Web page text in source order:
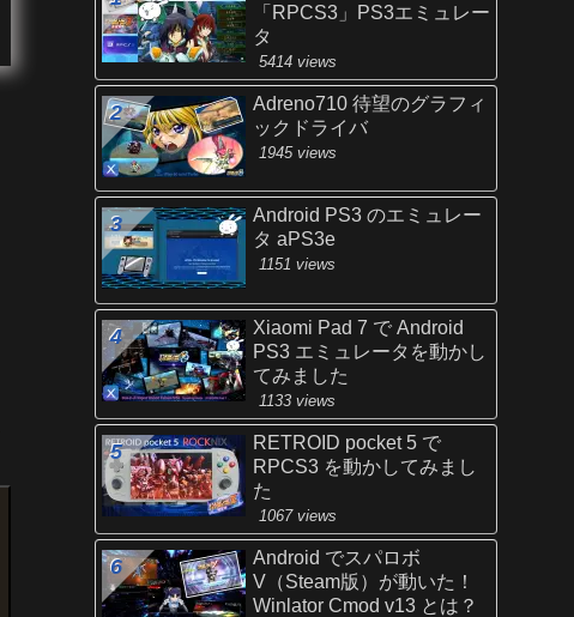
「RPCS3」PS3エミュレー
タ
5414 views
Adreno710 待望のグラフィ
ックドライバ
1945 views
Android PS3 のエミュレー
タ aPS3e
1151 views
Xiaomi Pad 7 で Android
PS3 エミュレータを動かし
てみました
1133 views
RETROID pocket 5 で
RPCS3 を動かしてみまし
た
1067 views
Android でスパロボ
V（Steam版）が動いた！
Winlator Cmod v13 とは？